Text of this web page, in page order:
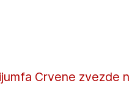
Crvene zvezde